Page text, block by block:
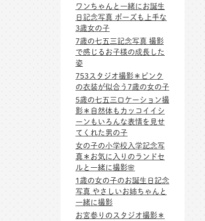
ワンちゃんと一緒にお誕生
日記念写真 ポーズも上手な
3歳女の子
7歳の七五三記念写真 撮影
で感じるお子様の成長した
姿
753スタジオ撮影＊ピンク
の衣装が似合う7歳の女の子
5歳の七五三ロケーション撮
影＊自然体もカッコイイシ
ーンもいろんな表情を見せ
てくれた男の子
女の子の小学校入学記念写
真＊お気に入りのランドセ
ルと一緒に撮影🌸
1歳の女の子のお誕生日記念
写真 やさしいお姉ちゃんと
一緒に撮影
お宮参りのスタジオ撮影＊